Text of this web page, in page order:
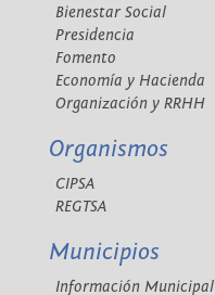
Bienestar Social
Presidencia
Fomento
Economía y Hacienda
Organización y RRHH
Organismos
CIPSA
REGTSA
Municipios
Información Municipal